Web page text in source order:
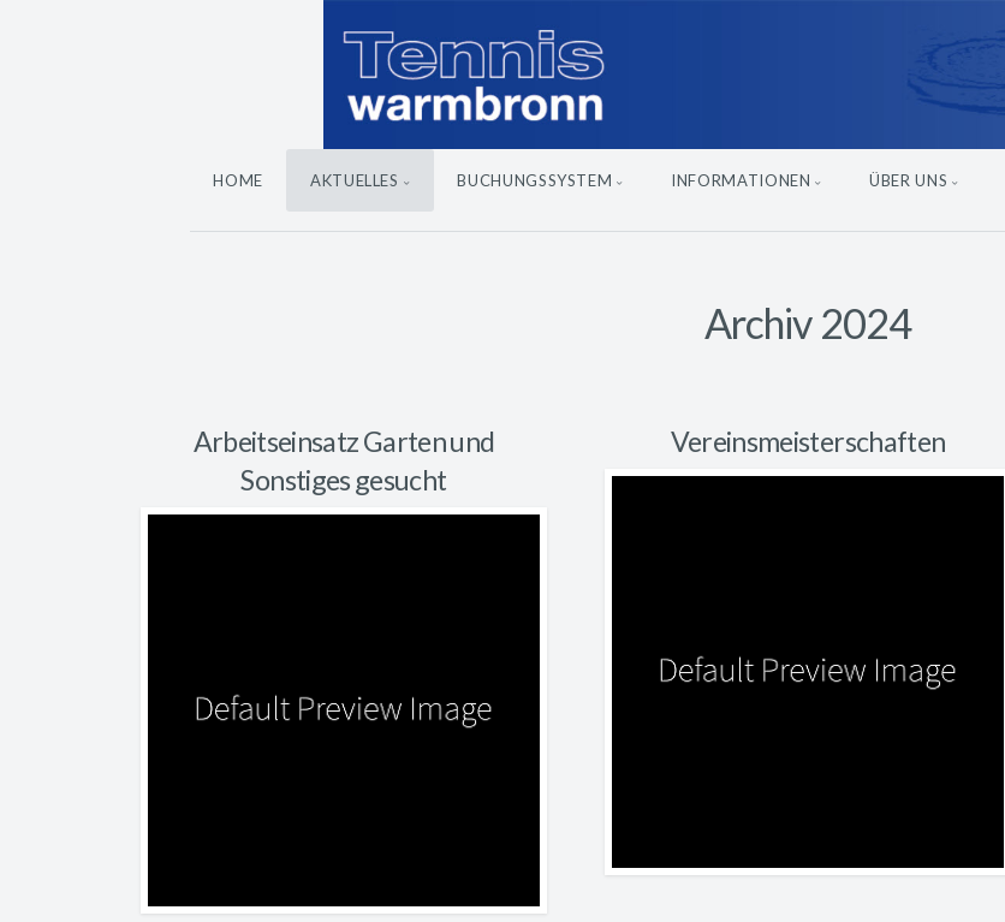
HOME AKTUELLES BUCHUNGSSYSTEM INFORMATIONEN ÜBER UNS
Archiv 2024
Arbeitseinsatz Garten und
Sonstiges gesucht
Vereinsmeisterschaften